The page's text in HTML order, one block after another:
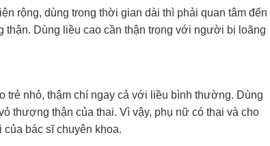
rộng, dùng trong thời gian dài thì phải quan tâm đến
thận. Dùng liều cao cần thận trọng với người bị loãng
trẻ nhỏ, thậm chí ngay cả với liều bình thường. Dùng
thượng thận của thai. Vì vậy, phụ nữ có thai và cho
bác sĩ chuyên khoa.